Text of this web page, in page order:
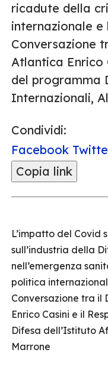
ricadute della
internazionale
Conversazione
Atlantica Enrico
del programma
Internazionali,
Condividi:
Facebook
Copia link
L’impatto del Covid
sull’industria della
nell’emergenza
politica
Conversazione tra
Enrico Casini e il
Difesa dell’Istituto
Marrone